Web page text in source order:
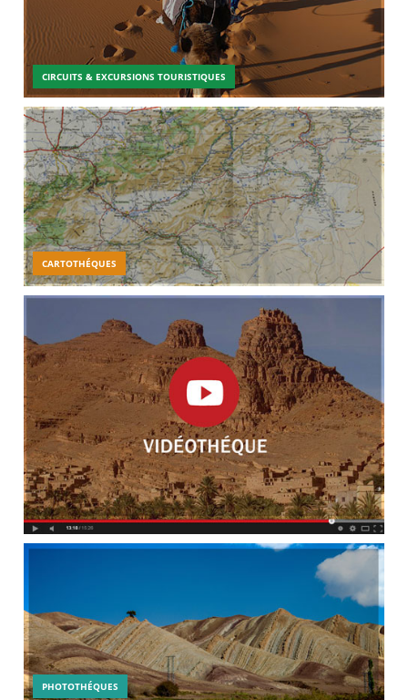
CIRCUITS & EXCURSIONS TOURISTIQUES
CARTOTHÉQUES
PHOTOTHÉQUES